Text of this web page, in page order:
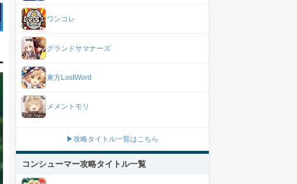
ワンコレ
グランドサマナーズ
東方LostWord
メメントモリ
▶攻略タイトル一覧はこちら
コンシューマー攻略タイトル一覧